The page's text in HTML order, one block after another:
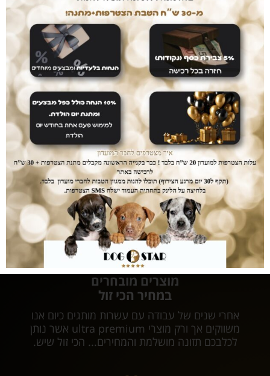
משקל
הוספה לסל
מק"טsat15
קטגוריות
Satisfaction
,מזון לכלבים
מוצרים מובחרים
במחיר הכי זול
אחרי שנים של עבודה עם עשרות מותגים כיום אנו
משווקים אך ורק מוצרי ultra premium אשר נותן
לכלבכם תזונה מושלמת והמחירים... הכי זול שיש.